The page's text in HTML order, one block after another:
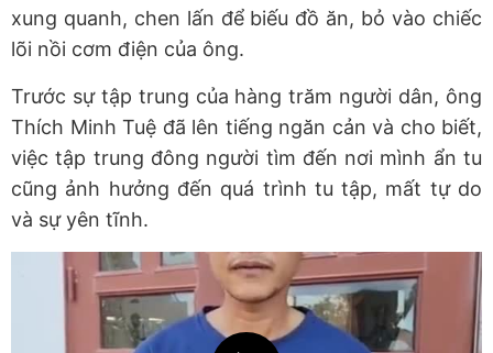
xung quanh, chen lấn để biếu đồ ăn, bỏ vào chiếc
lõi nồi cơm điện của ông.
Trước sự tập trung của hàng trăm người dân, ông
Thích Minh Tuệ đã lên tiếng ngăn cản và cho biết,
việc tập trung đông người tìm đến nơi mình ẩn tu
cũng ảnh hưởng đến quá trình tu tập, mất tự do
và sự yên tĩnh.